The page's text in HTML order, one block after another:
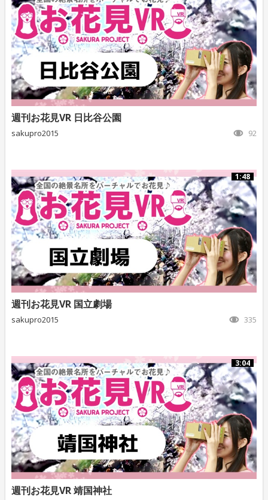
週刊お花見VR 日比谷公園
sakupro2015 92
1:48
週刊お花見VR 国立劇場
sakupro2015 335
3:04
週刊お花見VR 靖国神社